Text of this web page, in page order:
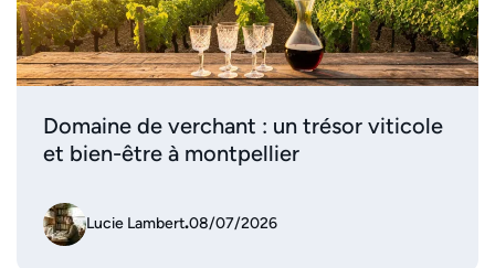
Domaine de verchant : un trésor viticole
et bien-être à montpellier
Lucie Lambert.08/07/2026